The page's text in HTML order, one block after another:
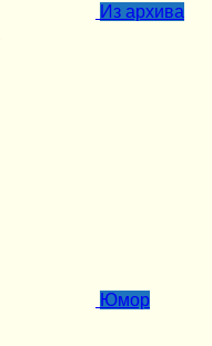
Из архива
Юмор